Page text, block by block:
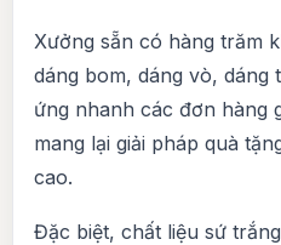
Xưởng sẵn có hàng trăm
dáng bom, dáng vò,
ứng nhanh các đơn hàng
mang lại giải pháp quà
cao.
Đặc biệt, chất liệu sứ